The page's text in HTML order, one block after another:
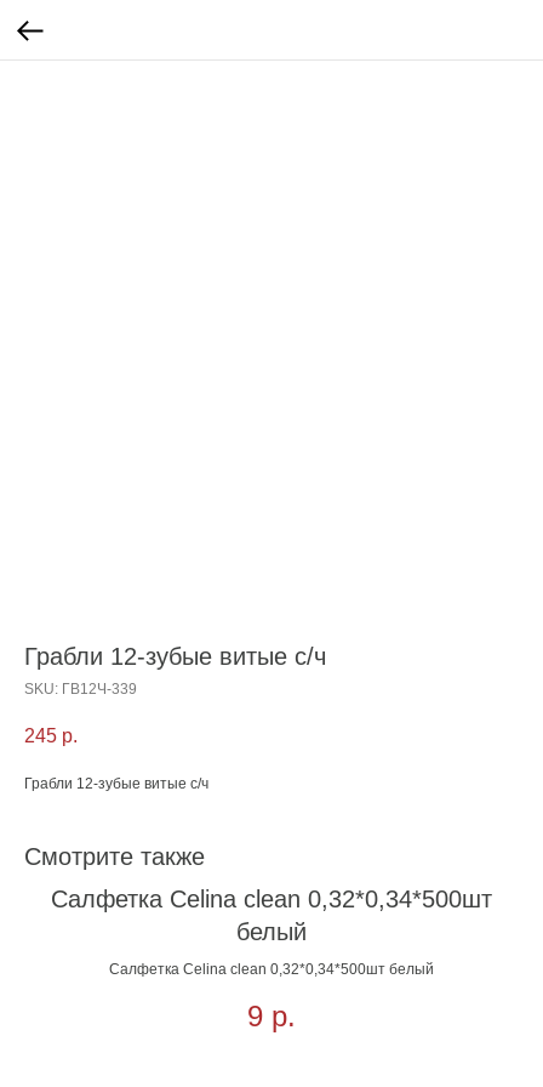
Грабли 12-зубые витые с/ч
SKU: ГВ12Ч-339
245 р.
Грабли 12-зубые витые с/ч
Смотрите также
Салфетка Celina clean 0,32*0,34*500шт
белый
Салфетка Celina clean 0,32*0,34*500шт белый
9 р.